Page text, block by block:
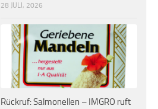
28 JULI, 2026
Rückruf: Salmonellen – IMGRO ruft